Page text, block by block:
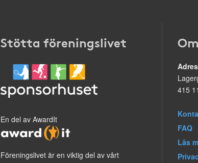
Stötta föreningslivet
En del av AwardIt
Föreningslivet är en viktig del av vårt
415
FAQ
Läs